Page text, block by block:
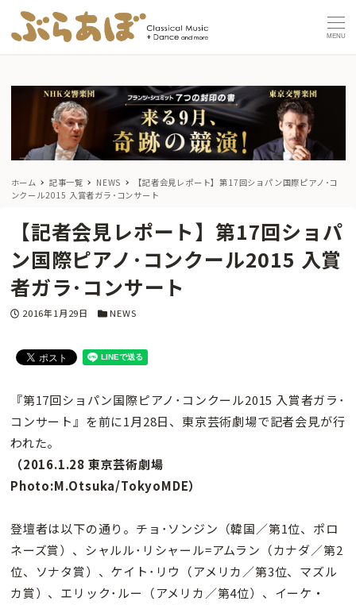
MENU
ホーム 記事一覧 NEWS
【記者会見レポート】第17回ショパン国際ピアノ･コ
ンクール2015 入賞者ガラ･コンサート
【記者会見レポート】第17回ショパ
ン国際ピアノ･コンクール2015 入賞
者ガラ･コンサート
投稿日
2016年1月29日 カテゴリー
NEWS
『第17回ショパン国際ピアノ･コンクール2015 入賞者ガラ･
コンサート』を前に1月28日、東京芸術劇場で記者会見が行
われた。
（2016.1.28 東京芸術劇場
Photo:M.Otsuka/TokyoMDE）
登壇者は以下の通り。チョ･ソンジン（韓国／第1位、ポロ
ネーズ賞）、シャルル･リシャール=アムラン（カナダ／第2
位、ソナタ賞）、ケイト･リウ（アメリカ／第3位、マズル
カ賞）、エリック･ルー（アメリカ／第4位）、イーケ・